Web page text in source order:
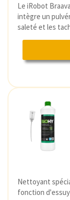
Le iRobot
intègre un
saleté et les
Nettoyant
fonction